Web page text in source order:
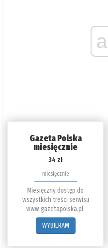
Gazeta Polska
miesięcznie
34 zł
miesięcznie
Miesięczny dostęp do
wszystkich treści serwisu
www.gazetapolska.pl.
WYBIERAM